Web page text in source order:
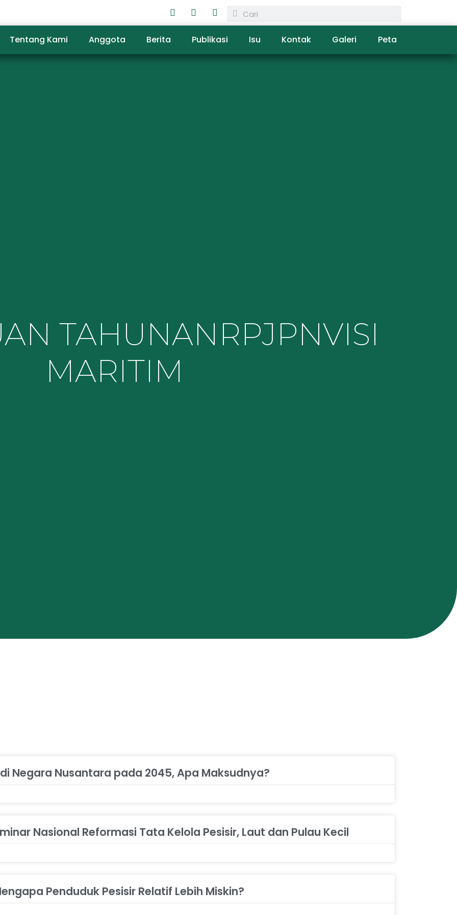
Tentang Kami Anggota Berita Publikasi Isu Kontak Galeri Peta
TAHUNAN RPJPNVISI
MARITIM
Negara Nusantara pada 2045, Apa Maksudnya?
Nasional Reformasi Tata Kelola Pesisir, Laut dan Pulau Kecil
Penduduk Pesisir Relatif Lebih Miskin?